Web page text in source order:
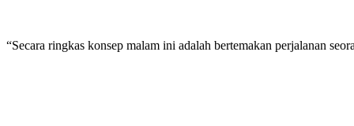
“Secara ringkas konsep malam ini adalah bertemakan perjalanan